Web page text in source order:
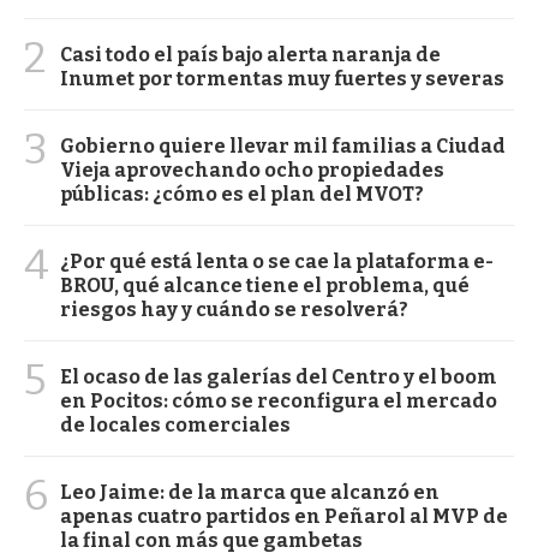
2
Casi todo el país bajo alerta naranja de
Inumet por tormentas muy fuertes y severas
3
Gobierno quiere llevar mil familias a Ciudad
Vieja aprovechando ocho propiedades
públicas: ¿cómo es el plan del MVOT?
4 ¿Por qué está lenta o se cae la plataforma e-
BROU, qué alcance tiene el problema, qué
riesgos hay y cuándo se resolverá?
5
El ocaso de las galerías del Centro y el boom
en Pocitos: cómo se reconfigura el mercado
de locales comerciales
6
Leo Jaime: de la marca que alcanzó en
apenas cuatro partidos en Peñarol al MVP de
la final con más que gambetas